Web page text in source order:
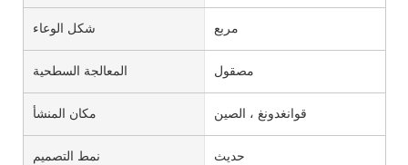
شكل الوعاء مربع
المعالجة السطحية مصقول
مكان المنشأ قوانغدونغ ، الصين
نمط التصميم حديث